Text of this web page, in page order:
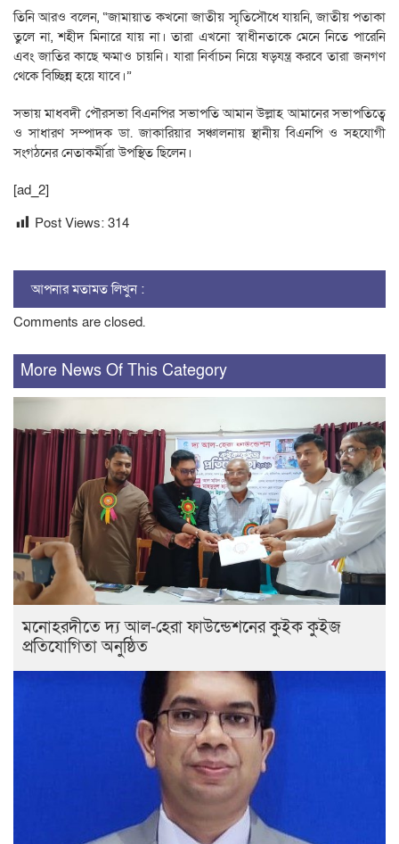
তিনি আরও বলেন, “জামায়াত কখনো জাতীয় স্মৃতিসৌধে যায়নি, জাতীয় পতাকা
তুলে না, শহীদ মিনারে যায় না। তারা এখনো স্বাধীনতাকে মেনে নিতে পারেনি
এবং জাতির কাছে ক্ষমাও চায়নি। যারা নির্বাচন নিয়ে ষড়যন্ত্র করবে তারা জনগণ
থেকে বিচ্ছিন্ন হয়ে যাবে।”
সভায় মাধবদী পৌরসভা বিএনপির সভাপতি আমান উল্লাহ আমানের সভাপতিত্বে
ও সাধারণ সম্পাদক ডা. জাকারিয়ার সঞ্চালনায় স্থানীয় বিএনপি ও সহযোগী
সংগঠনের নেতাকর্মীরা উপস্থিত ছিলেন।
[ad_2]
Post Views: 314
আপনার মতামত লিখুন :
Comments are closed.
More News Of This Category
মনোহরদীতে দ্য আল-হেরা ফাউন্ডেশনের কুইক কুইজ
প্রতিযোগিতা অনুষ্ঠিত